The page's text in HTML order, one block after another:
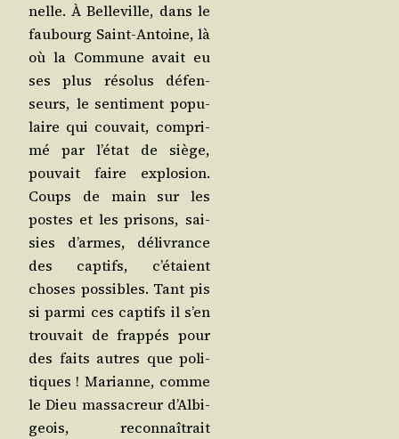
nelle. À Bel­le­ville, dans le
fau­bourg Saint-Antoine, là
où la Com­mune avait eu
ses plus réso­lus défen­
seurs, le sen­ti­ment popu­
laire qui cou­vait, com­pri­
mé par l’é­tat de siège,
pou­vait faire explo­sion.
Coups de main sur les
postes et les pri­sons, sai­
sies d’armes, déli­vrance
des cap­tifs, c’é­taient
choses pos­sibles. Tant pis
si par­mi ces cap­tifs il s’en
trou­vait de frap­pés pour
des faits autres que poli­
tiques ! Marianne, comme
le Dieu mas­sa­creur d’Al­bi­
geois, recon­naî­trait